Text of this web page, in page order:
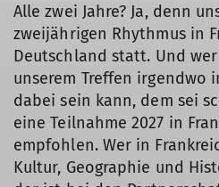
Alle zwei Jahre? Ja, denn
zweijährigen Rhythmus in
Deutschland statt. Und
unserem Treffen irgendwo
dabei sein kann, dem sei
eine Teilnahme 2027 in
empfohlen. Wer in
Kultur, Geographie und